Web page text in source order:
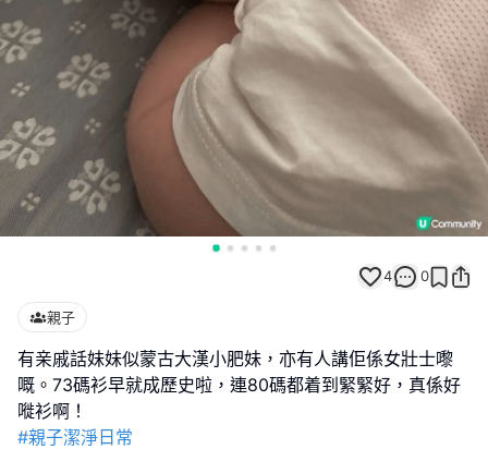
4 0
親子
有亲戚話妹妹似蒙古大漢小肥妹，亦有人講佢係女壯士嚟
嘅。73碼衫早就成歷史啦，連80碼都着到緊緊好，真係好
#親子潔淨日常